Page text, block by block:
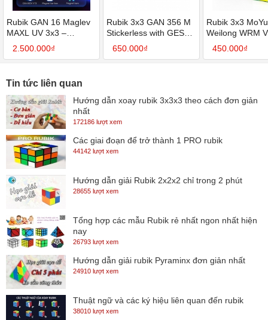
Rubik GAN 16 Maglev
MAXL UV 3x3 –
Flagship đỉnh cao tốc
độ
2.500.000₫
Rubik 3x3 GAN 356 M
Stickerless with GES+
(Cao cấp có nam
châm)
650.000₫
Rubik 3x3
Weilong WRM
Maglev
có nam châm
450.000₫
Tin tức liên quan
Hướng dẫn xoay rubik 3x3x3 theo cách đơn giản
nhất
172186 lượt xem
Các giai đoạn để trở thành 1 PRO rubik
44142 lượt xem
Hướng dẫn giải Rubik 2x2x2 chỉ trong 2 phút
28655 lượt xem
Tổng hợp các mẫu Rubik rẻ nhất ngon nhất hiện
nay
26793 lượt xem
Hướng dẫn giải rubik Pyraminx đơn giản nhất
24910 lượt xem
Thuật ngữ và các ký hiệu liên quan đến rubik
38010 lượt xem